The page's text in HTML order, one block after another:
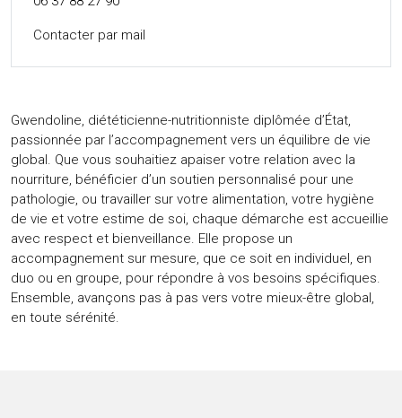
Contacter par mail
Gwendoline, diététicienne-nutritionniste diplômée d’État,
passionnée par l’accompagnement vers un équilibre de vie
global. Que vous souhaitiez apaiser votre relation avec la
nourriture, bénéficier d’un soutien personnalisé pour une
pathologie, ou travailler sur votre alimentation, votre hygiène
de vie et votre estime de soi, chaque démarche est accueillie
avec respect et bienveillance. Elle propose un
accompagnement sur mesure, que ce soit en individuel, en
duo ou en groupe, pour répondre à vos besoins spécifiques.
Ensemble, avançons pas à pas vers votre mieux-être global,
en toute sérénité.